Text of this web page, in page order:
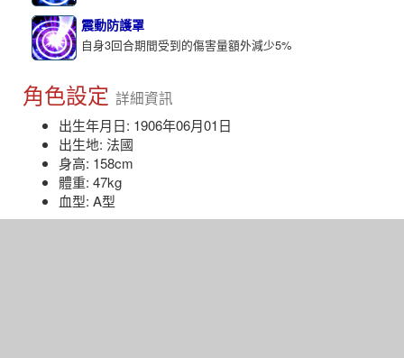
震動防護罩
自身3回合期間受到的傷害量額外減少5%
角色設定 詳細資訊
出生年月日: 1906年06月01日
出生地: 法國
身高: 158cm
體重: 47kg
血型: A型